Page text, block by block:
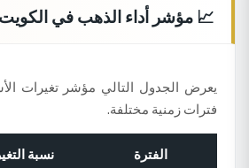
📈 مؤشر أداء الذهب في الكويت
يعرض الجدول التالي مؤشر تغيرات
فترات زمنية مختلفة.
الفترة
نسبة